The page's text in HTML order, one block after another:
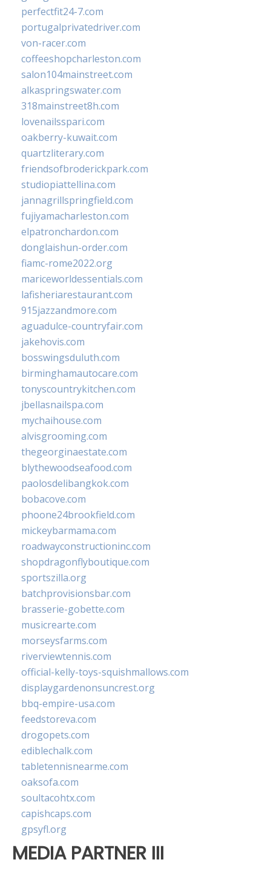
perfectfit24-7.com
portugalprivatedriver.com
von-racer.com
coffeeshopcharleston.com
salon104mainstreet.com
alkaspringswater.com
318mainstreet8h.com
lovenailsspari.com
oakberry-kuwait.com
quartzliterary.com
friendsofbroderickpark.com
studiopiattellina.com
jannagrillspringfield.com
fujiyamacharleston.com
elpatronchardon.com
donglaishun-order.com
fiamc-rome2022.org
mariceworldessentials.com
lafisheriarestaurant.com
915jazzandmore.com
aguadulce-countryfair.com
jakehovis.com
bosswingsduluth.com
birminghamautocare.com
tonyscountrykitchen.com
jbellasnailspa.com
mychaihouse.com
alvisgrooming.com
thegeorginaestate.com
blythewoodseafood.com
paolosdelibangkok.com
bobacove.com
phoone24brookfield.com
mickeybarmama.com
roadwayconstructioninc.com
shopdragonflyboutique.com
sportszilla.org
batchprovisionsbar.com
brasserie-gobette.com
musicrearte.com
morseysfarms.com
riverviewtennis.com
official-kelly-toys-squishmallows.com
displaygardenonsuncrest.org
bbq-empire-usa.com
feedstoreva.com
drogopets.com
ediblechalk.com
tabletennisnearme.com
oaksofa.com
soultacohtx.com
capishcaps.com
gpsyfl.org
MEDIA PARTNER III